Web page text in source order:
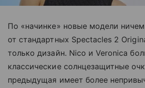
По «начинке» новые модели
от стандартных Spectacles 2
только дизайн. Nico и Veronica
классические солнцезащитные
предыдущая имеет более